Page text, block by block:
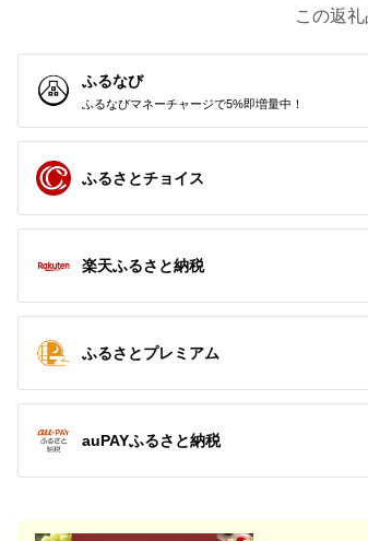
群馬県 桐生市
寄付金額:15,000円
香川県 高松市
寄付金額:23,000円
この返
ふるなび
ふるなびマネーチャージで5%即増量中！
ふるさとチョイス
楽天ふるさと納税
ふるさとプレミアム
auPAYふるさと納税